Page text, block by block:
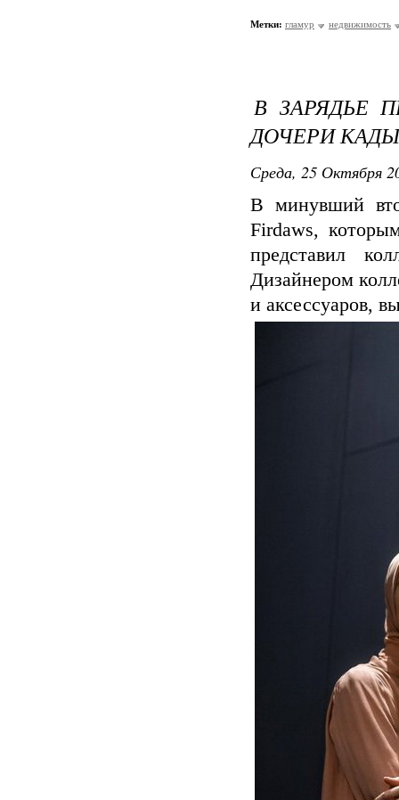
Метки: гламур недвижимость
В ЗАРЯДЬЕ
ДОЧЕРИ
Среда, 25 Октября
В минувший
Firdaws,
представил
Дизайнером
и аксессуаров,